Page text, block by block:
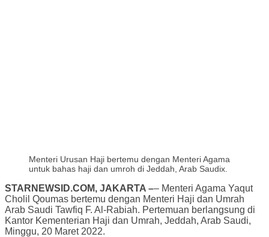
Menteri Urusan Haji bertemu dengan Menteri Agama
untuk bahas haji dan umroh di Jeddah, Arab Saudix.
STARNEWSID.COM, JAKARTA –– Menteri Agama Yaqut
Cholil Qoumas bertemu dengan Menteri Haji dan Umrah
Arab Saudi Tawfiq F. Al-Rabiah. Pertemuan berlangsung di
Kantor Kementerian Haji dan Umrah, Jeddah, Arab Saudi,
Minggu, 20 Maret 2022.